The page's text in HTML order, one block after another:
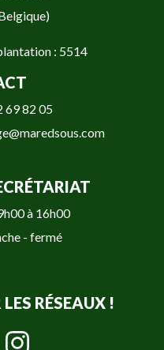
: 5514
69 82 05
à 16h00
- fermé
RÉSEAUX !